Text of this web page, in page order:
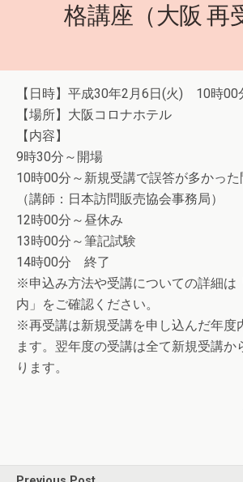
格講座（大阪 再
【日時】平成30年2月6日(火) 10時00
【場所】大阪コロナホテル
【内容】
9時30分～開場
10時00分～新規受講で誤答が多かっ
（講師：日本訪問販売協会事務局）
12時00分～昼休み
13時00分～筆記試験
14時00分 終了
※申込み方法や受講についての詳細は
内」をご確認ください。
※再受講は新規受講を申し込んだ年度
ます。翌年度の受講は全て新規受講か
ります。